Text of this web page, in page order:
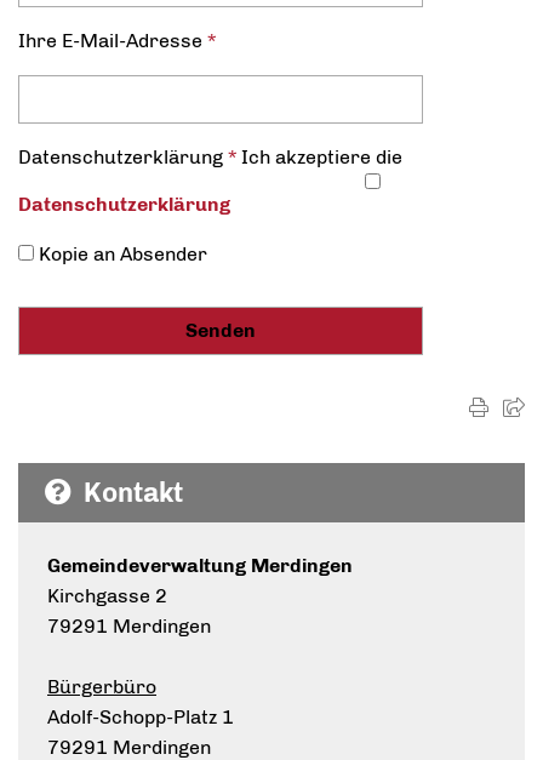
Ihre E-Mail-Adresse *
Datenschutz­erklärung * Ich akzeptiere die
Datenschutz­erklärung
Kopie an Absender
Kontakt
Gemeindeverwaltung Merdingen
Kirchgasse 2
79291 Merdingen
Bürgerbüro
Adolf-Schopp-Platz 1
79291 Merdingen